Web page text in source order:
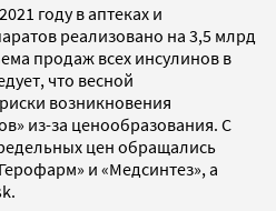
году в аптеках и
реализовано на 3,5 млрд
продаж всех инсулинов в
что весной
возникновения
из-за ценообразования. С
цен обращались
и «Медсинтез», а